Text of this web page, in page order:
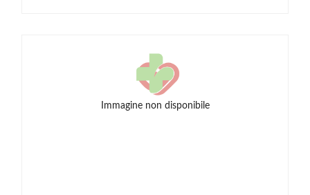
Immagine non disponibile